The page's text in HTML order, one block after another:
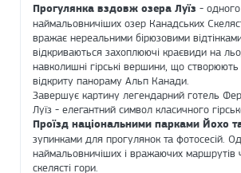
Прогулянка вздовж озера Луїз - одного
наймальовничіших озер Канадських
вражає нереальними бірюзовими
відкриваються захоплюючі краєвиди на
навколишні гірські вершини, що
відкриту панораму Альп Канади.
Завершує картину легендарний готель
Луїз - елегантний символ класичного
Проїзд національними парками Йохо
зупинками для прогулянок та фотосесій.
наймальовничіших і вражаючих маршрутів
скелясті гори.